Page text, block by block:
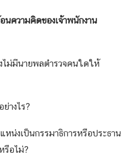
นความคิดของเจ้าพนักงาน
ไม่มีนายพลตำรวจคนใดให้
างไร?
หน่งเป็นกรรมาธิการหรือประธาน
รือไม่?